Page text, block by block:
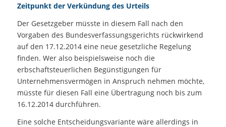
Zeitpunkt der Verkündung des Urteils
Der Gesetzgeber müsste in diesem Fall nach den
Vorgaben des Bundesverfassungsgerichts rückwirkend
auf den 17.12.2014 eine neue gesetzliche Regelung
finden. Wer also beispielsweise noch die
erbschaftsteuerlichen Begünstigungen für
Unternehmensvermögen in Anspruch nehmen möchte,
müsste für diesen Fall eine Übertragung noch bis zum
16.12.2014 durchführen.
Eine solche Entscheidungsvariante wäre allerdings in